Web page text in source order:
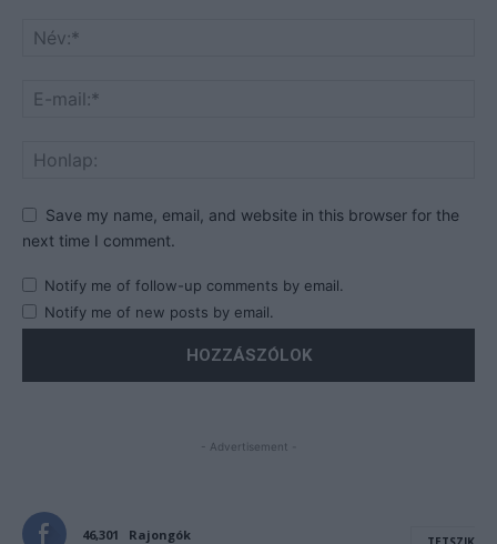
Save my name, email, and website in this browser for the
next time I comment.
Notify me of follow-up comments by email.
Notify me of new posts by email.
- Advertisement -
46,301 Rajongók